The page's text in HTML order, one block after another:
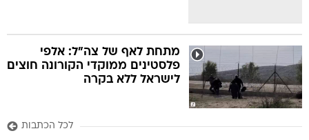
מתחת לאף של צה"ל: אלפי
פלסטינים ממוקדי הקורונה חוצים
לישראל ללא בקרה
לכל הכתבות